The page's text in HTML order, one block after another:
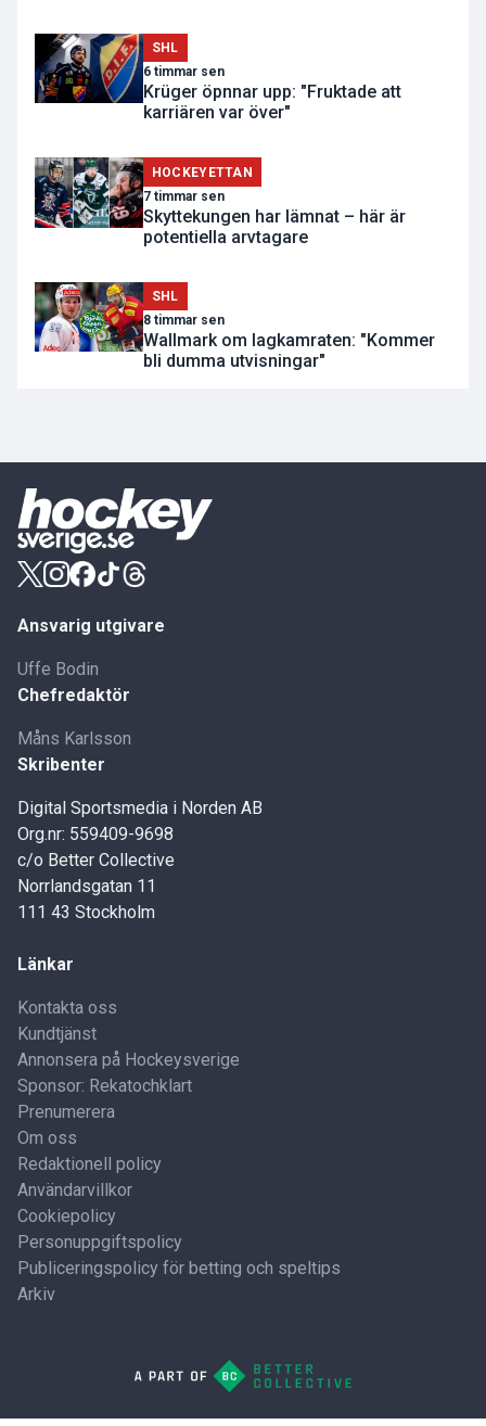
SHL
6 timmar sen
Krüger öpnnar upp: "Fruktade att
karriären var över"
HOCKEYETTAN
7 timmar sen
Skyttekungen har lämnat – här är
potentiella arvtagare
SHL
8 timmar sen
Wallmark om lagkamraten: "Kommer
bli dumma utvisningar"
Ansvarig utgivare
Uffe Bodin
Chefredaktör
Måns Karlsson
Skribenter
Digital Sportsmedia i Norden AB
Org.nr: 559409-9698
c/o Better Collective
Norrlandsgatan 11
111 43 Stockholm
Länkar
Kontakta oss
Kundtjänst
Annonsera på Hockeysverige
Sponsor: Rekatochklart
Prenumerera
Om oss
Redaktionell policy
Användarvillkor
Cookiepolicy
Personuppgiftspolicy
Publiceringspolicy för betting och speltips
Arkiv